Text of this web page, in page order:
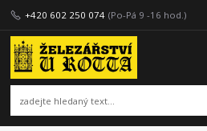
+420 602 250 074 (Po-Pá 9 -16 hod.)